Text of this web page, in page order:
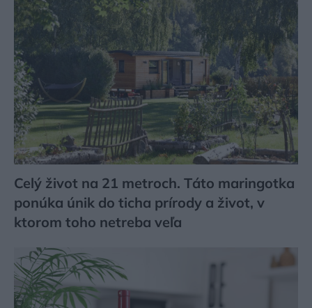
Celý život na 21 metroch. Táto maringotka
ponúka únik do ticha prírody a život, v
ktorom toho netreba veľa